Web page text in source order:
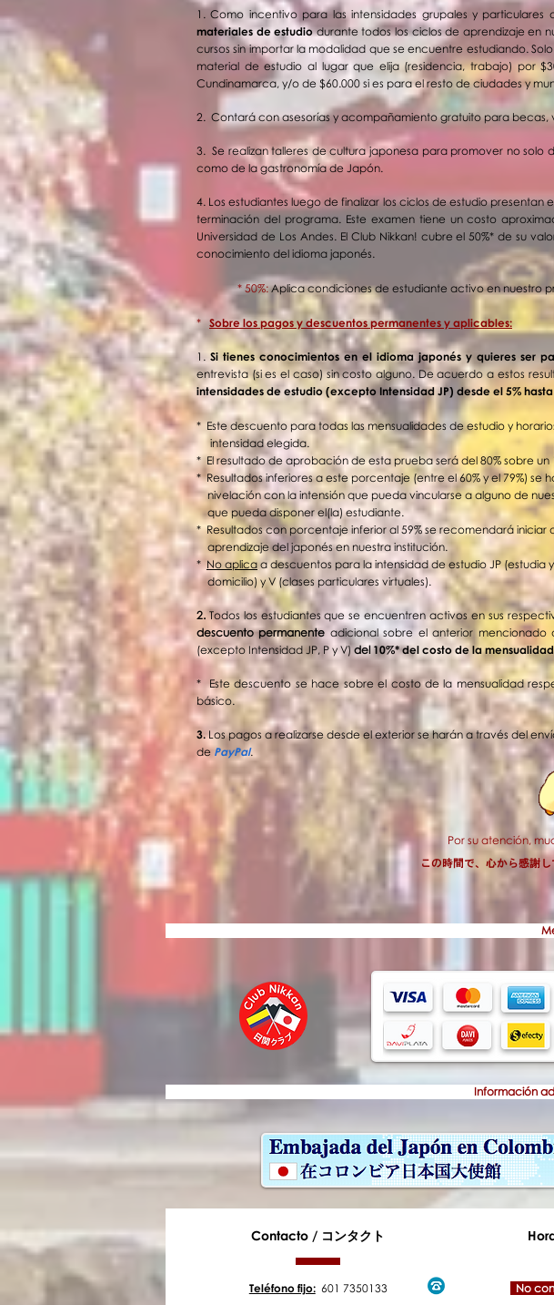
Por su atención,
この時間で、心から感謝し
1. Como incentivo para las intensidades grupales y particulares
materiales de estudiodurante todos los ciclos de aprendizaje en
cursos sin importar la modalidad que se encuentre estudiando.
material de estudio al lugar que elija (residencia, trabajo) por
Cundinamarca, y/o de $60.000 si es para el resto de ciudades y
2. Contará conasesoríasy acompañamiento gratuito para becas,
3. Se realizan talleres deculturajaponesa para promover no solo
como de la gastronomíade Japón.
4. Los estudiantes luego de finalizar los ciclos de estudio
terminación del programa. Este examen tiene un costo
Universidad de Los Andes. El Club Nikkan! cubre el 50%* de su
conocimiento del idioma japonés.
* 50%:Aplica condiciones de estudiante activo en nuestro
*Sobre los pagos y descuentos permanentes y aplicables:
1. Si tienes conocimientos en el idioma japonés y quieres ser
entrevista (si es el caso) sin costo alguno. De acuerdo a estos
intensidades de estudio (excepto Intensidad JP) desde el 5%
* Este descuento para todas las mensualidades de estudio y
intensidad elegida.
* El resultado de aprobación de esta pruebaserá del 80% sobre un
* Resultados inferiores a esteporcentaje (entre el 60% y el 79%) se
nivelación con la intensión que pueda vincularse a alguno de
que pueda disponer el(la)estudiante.
* Resultados con porcentaje inferior al 59% se recomendará iniciar
aprendizaje del japonés en nuestra institución.
*No aplica a descuentos para la intensidad de estudio JP (estudia
domicilio) y V (clases particulares virtuales).
2.Todos los estudiantes que se encuentren activos en sus
descuento permanente adicional sobre el anterior mencionado
(excepto Intensidad JP, P y V)del10%*del costo de la
* Este descuento se hace sobre el costo de la mensualidad
básico.
3.Los pagos a realizarse desde el exterior se harán através del
de PayPal.
Información
Contacto / コンタクト
Teléfono fijo: 601 7350133 No